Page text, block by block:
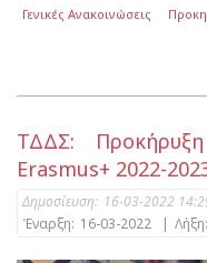
Γενικές Ανακοινώσεις
ΤΔΔΣ: Προκήρυξη
Erasmus+ 2022-
Δημοσίευση: 16-03-2022
Έναρξη: 16-03-2022 | Λήξη: